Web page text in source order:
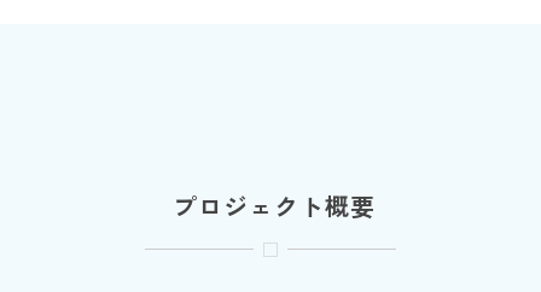
プロジェクト概要